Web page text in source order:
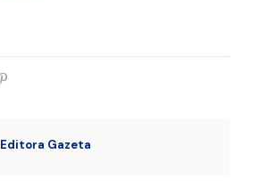
Editora Gazeta